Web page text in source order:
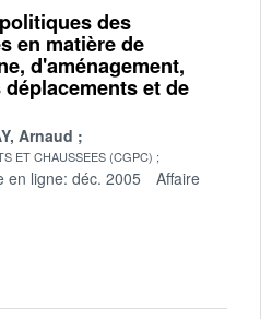
des
en matière de
d'aménagement,
et de
Arnaud
ET CHAUSSEES (CGPC)
en ligne: déc. 2005
Affaire